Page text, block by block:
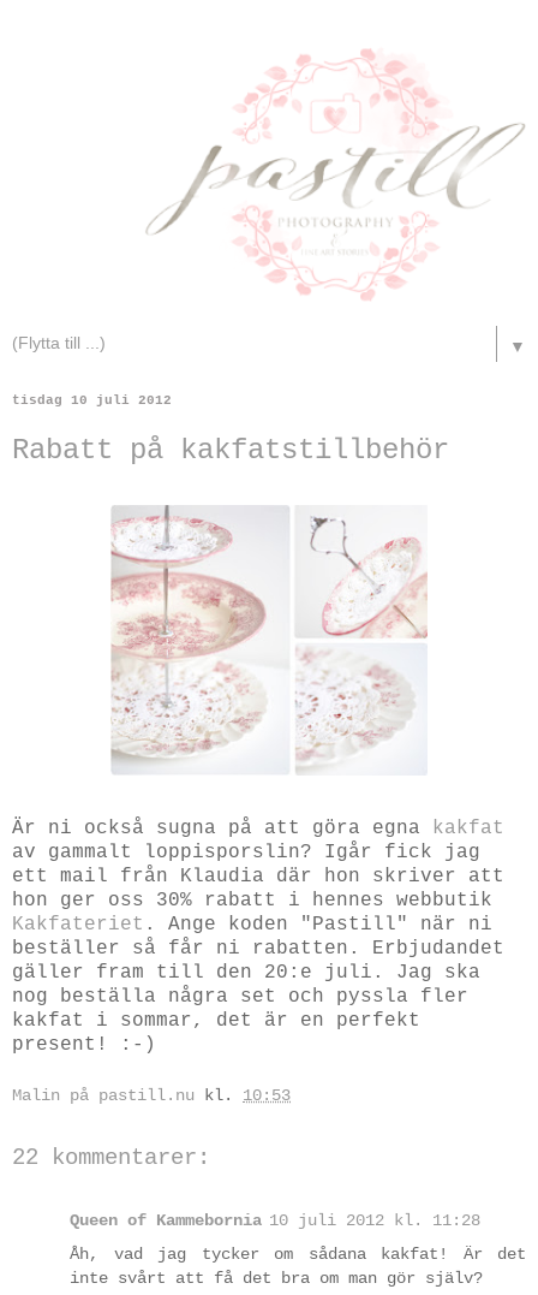
▼
tisdag 10 juli 2012
Rabatt på kakfatstillbehör
Är ni också sugna på att göra egna
kakfat
av gammalt loppisporslin? Igår fick jag
ett mail från Klaudia där hon skriver att
hon ger oss 30% rabatt i hennes webbutik
Kakfateriet . Ange koden "Pastill" när ni
beställer så får ni rabatten. Erbjudandet
gäller fram till den 20:e juli. Jag ska
nog beställa några set och pyssla fler
kakfat i sommar, det är en perfekt
present! :-)
Malin på pastill.nu kl. 10:53
22 kommentarer:
Queen of Kammebornia 10 juli 2012 kl. 11:28
Åh, vad jag tycker om sådana kakfat! Är det
inte svårt att få det bra om man gör själv?